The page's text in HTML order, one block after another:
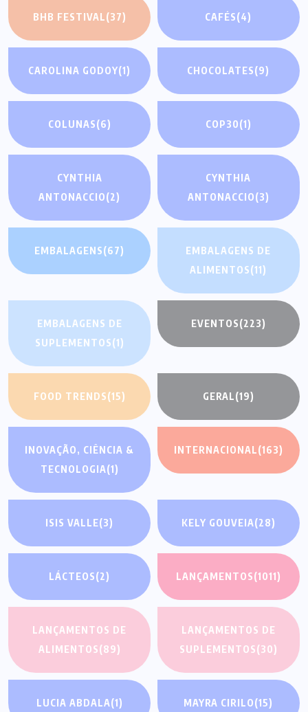
BHB FESTIVAL(37) CAFÉS(4)
CAROLINA GODOY(1) CHOCOLATES(9)
COLUNAS(6) COP30(1)
CYNTHIA
ANTONACCIO(2)
CYNTHIA
ANTONACCIO(3)
EMBALAGENS(67)
EMBALAGENS DE
ALIMENTOS(11)
EMBALAGENS DE
SUPLEMENTOS(1)
EVENTOS(223)
FOOD TRENDS(15) GERAL(19)
INOVAÇÃO, CIÊNCIA &
TECNOLOGIA(1)
INTERNACIONAL(163)
ISIS VALLE(3) KELY GOUVEIA(28)
LÁCTEOS(2) LANÇAMENTOS(1011)
LANÇAMENTOS DE
ALIMENTOS(89)
LANÇAMENTOS DE
SUPLEMENTOS(30)
LUCIA ABDALA(1) MAYRA CIRILO(15)